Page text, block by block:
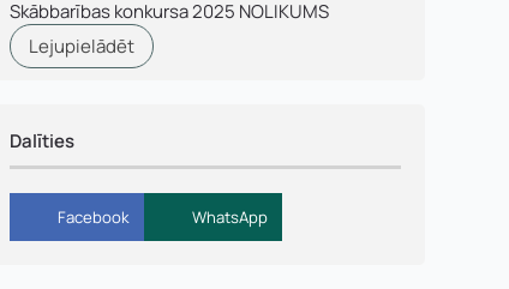
Skābbarības konkursa 2025 NOLIKUMS
Lejupielādēt
Dalīties
Facebook WhatsApp